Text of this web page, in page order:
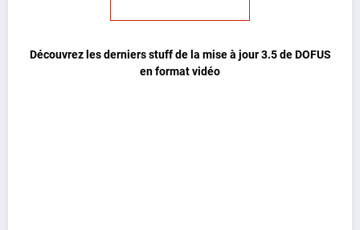
Découvrez les derniers stuff de la mise à jour 3.5 de DOFUS
en format vidéo